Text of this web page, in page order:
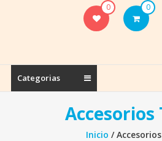
0 0
Categorias
Accesorios
Inicio /